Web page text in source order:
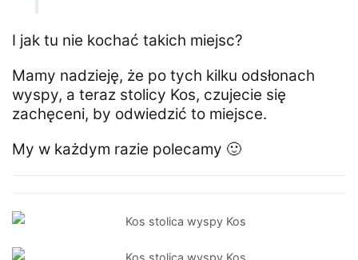
I jak tu nie kochać takich miejsc?
Mamy nadzieję, że po tych kilku odsłonach
wyspy, a teraz stolicy Kos, czujecie się
zachęceni, by odwiedzić to miejsce.
My w każdym razie polecamy 🙂